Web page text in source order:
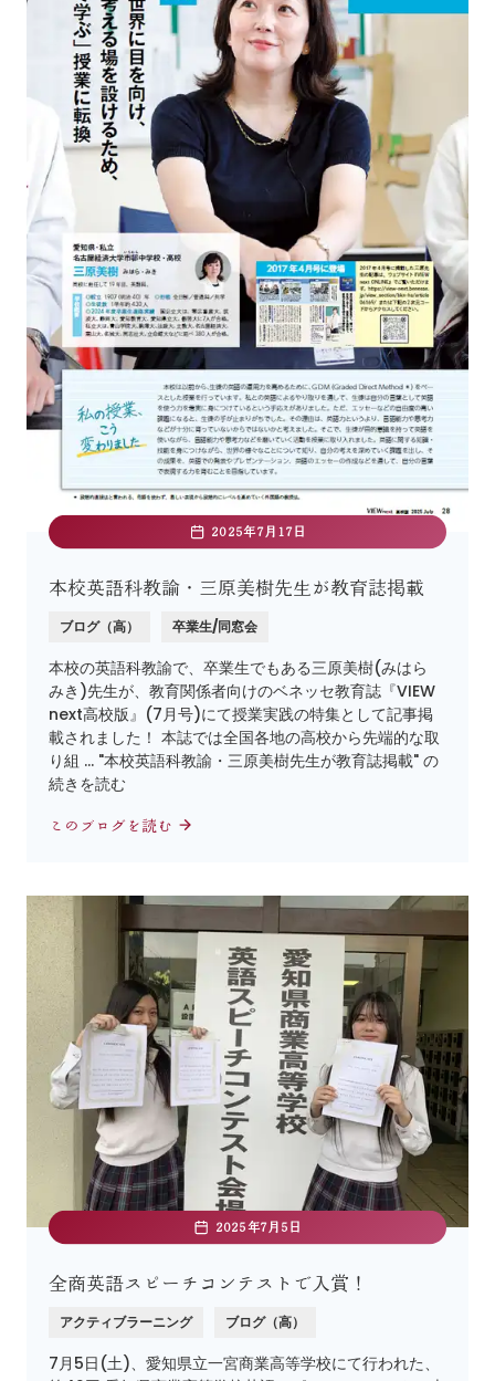
2025年7月17日
本校英語科教諭・三原美樹先生が教育誌掲載
ブログ（高） 卒業生/同窓会
本校の英語科教諭で、卒業生でもある三原美樹(みはら
みき)先生が、教育関係者向けのベネッセ教育誌『VIEW
next高校版』(7月号)にて授業実践の特集として記事掲
載されました！ 本誌では全国各地の高校から先端的な取
り組 … "本校英語科教諭・三原美樹先生が教育誌掲載" の
続きを読む
このブログを読む
2025年7月5日
全商英語スピーチコンテストで入賞！
アクティブラーニング ブログ（高）
7月5日(土)、愛知県立一宮商業高等学校にて行われた、